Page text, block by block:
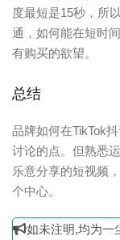
度最短是15秒，所
通，如何能在短时
有购买的欲望。
总结
品牌如何在TikTok
讨论的点。但熟悉
乐意分享的短视频
个中心。
如未注明,均为一